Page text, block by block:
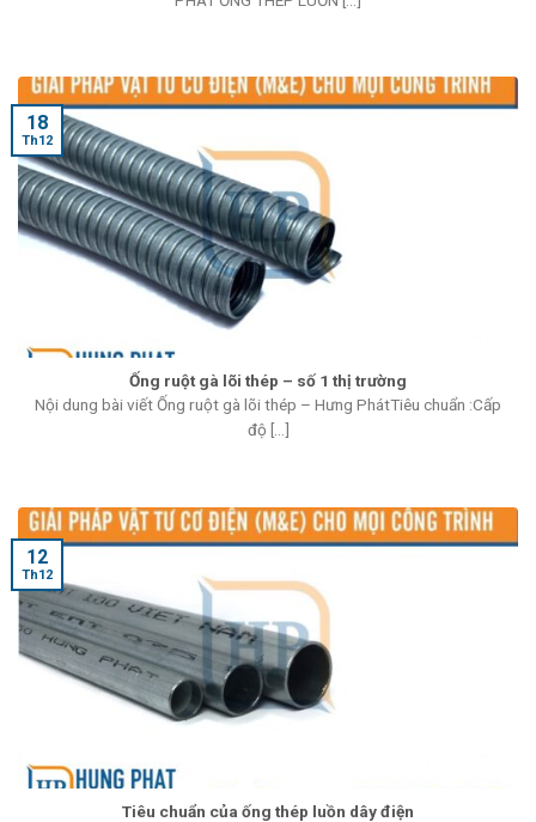
Ống ruột gà lõi thép – số 1 thị trường
Nội dung bài viết Ống ruột gà lõi thép – Hưng PhátTiêu chuẩn :Cấp
độ [...]
18
Th12
Tiêu chuẩn của ống thép luồn dây điện
12
Th12